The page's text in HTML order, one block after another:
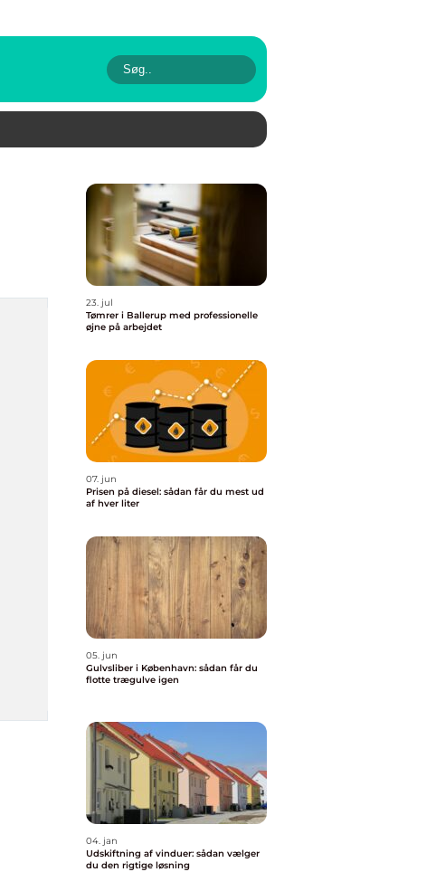
23. jul
Tømrer i Ballerup med professionelle
øjne på arbejdet
07. jun
Prisen på diesel: sådan får du mest ud
af hver liter
05. jun
Gulvsliber i København: sådan får du
flotte trægulve igen
04. jan
Udskiftning af vinduer: sådan vælger
du den rigtige løsning